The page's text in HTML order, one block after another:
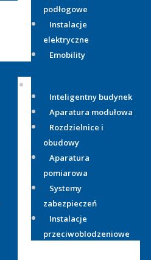
podłogowe
Instalacje
elektryczne
Emobility
Inteligentny budynek
Aparatura modułowa
Rozdzielnice i
obudowy
Aparatura
pomiarowa
Systemy
zabezpieczeń
Instalacje
przeciwoblodzeniowe